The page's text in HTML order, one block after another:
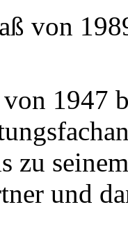
von
1947
zu
und